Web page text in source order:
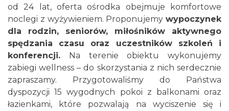
od 24 lat, oferta ośrodka obejmuje komfortowe
noclegi z wyżywieniem. Proponujemy wypoczynek
dla rodzin, seniorów, miłośników aktywnego
spędzania czasu oraz uczestników szkoleń i
konferencji. Na terenie obiektu wykonujemy
zabiegi wellness – do skorzystania z nich serdecznie
zapraszamy. Przygotowaliśmy do Państwa
dyspozycji 15 wygodnych pokoi z balkonami oraz
łazienkami, które pozwalają na wyciszenie się i